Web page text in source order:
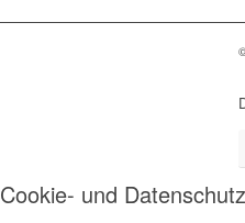
Cookie- und